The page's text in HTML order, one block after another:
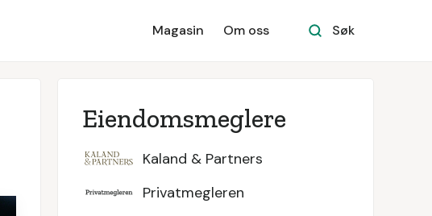
Magasin Om oss Søk
Eiendomsmeglere
Kaland & Partners
Privatmegleren